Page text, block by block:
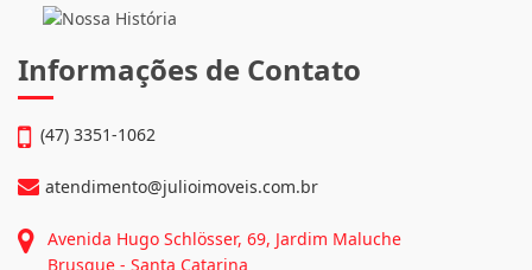
Negócios: • Julio Imóveis Vendas • Julio Imóveis Alugueis • Fex
Continue lendo...
Informações de Contato
(47) 3351-1062